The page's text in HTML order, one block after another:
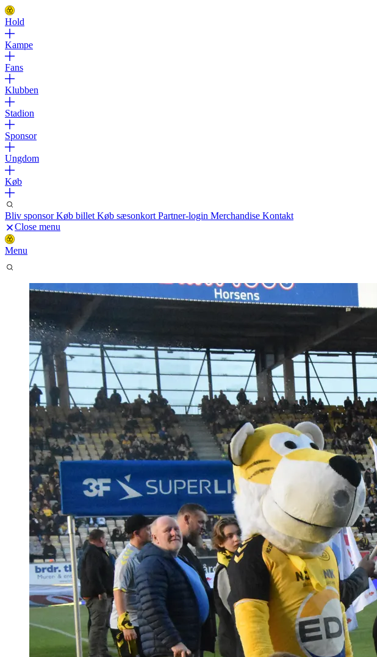
Hold
Kampe
Fans
Klubben
Stadion
Sponsor
Ungdom
Køb
Bliv sponsorKøb billet Køb sæsonkort Partner-login Merchandise Kontakt
Close menu
Menu